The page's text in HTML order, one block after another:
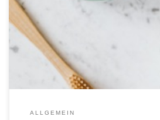
ihre Zähne nicht einmal täglich, so dass Sie
tägliches Zähneputzen mehr als genug für
Die Realität ist, dass Mundhygiene […]
ALLGEMEIN